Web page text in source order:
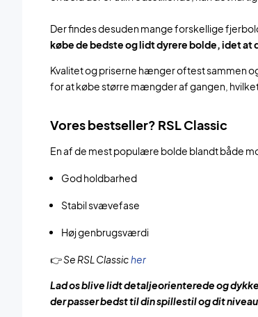
Der findes desuden mange forskellige
købe de bedste og lidt dyrere bolde, idet at
Kvalitet og priserne hænger oftest sammen
for at købe større mængder af gangen,
Vores bestseller? RSL Classic
En af de mest populære bolde blandt både
God holdbarhed
Stabil svævefase
Høj genbrugsværdi
👉Se RSL Classicher
Lad os blive lidt detaljeorienterede og
der passer bedst til din spillestil og dit